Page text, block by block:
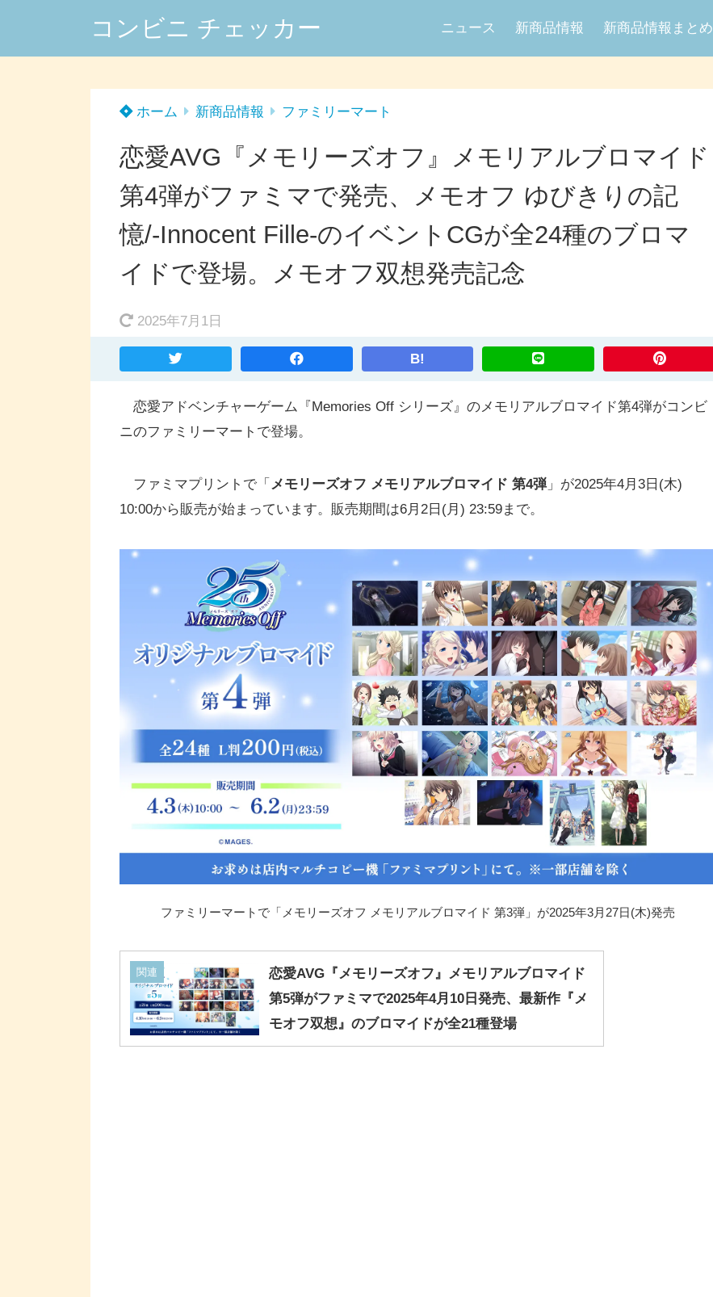
コンビニ チェッカー ニュース 新商品情報 新商品情報まとめ
ホーム 新商品情報 ファミリーマート
恋愛AVG『メモリーズオフ』メモリアルブロマイド
第4弾がファミマで発売、メモオフ ゆびきりの記
憶/-Innocent Fille-のイベントCGが全24種のブロマ
イドで登場。メモオフ双想発売記念
2025年7月1日
B!
恋愛アドベンチャーゲーム『Memories Off シリーズ』のメモリアルブロマイド第4弾がコンビ
ニのファミリーマートで登場。
ファミマプリントで「 メモリーズオフ メモリアルブロマイド 第4弾」が2025年4月3日(木)
10:00から販売が始まっています。販売期間は6月2日(月) 23:59まで。
ファミリーマートで「メモリーズオフ メモリアルブロマイド 第3弾」が2025年3月27日(木)発売
関連
恋愛AVG『メモリーズオフ』メモリアルブロマイド
第5弾がファミマで2025年4月10日発売、最新作『メ
モオフ双想』のブロマイドが全21種登場